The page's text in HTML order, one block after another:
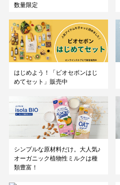
数量限定
はじめよう！「ビオセボンはじ
めてセット」販売中
シンプルな原材料だけ。大人気♪
オーガニック植物性ミルクは種
類豊富！